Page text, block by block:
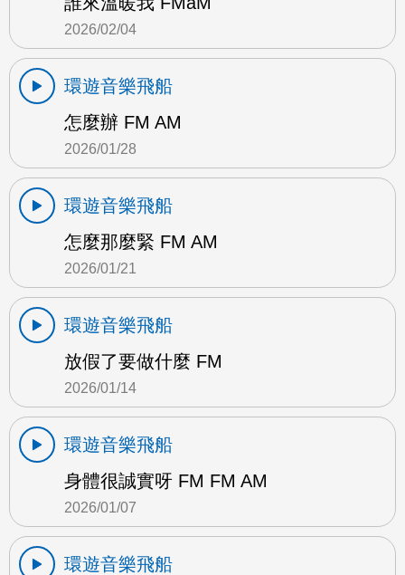
2026/02/04
環遊音樂飛船
怎麼辦 FM AM
2026/01/28
環遊音樂飛船
怎麼那麼緊 FM AM
2026/01/21
環遊音樂飛船
放假了要做什麼 FM
2026/01/14
環遊音樂飛船
身體很誠實呀 FM FM AM
2026/01/07
環遊音樂飛船